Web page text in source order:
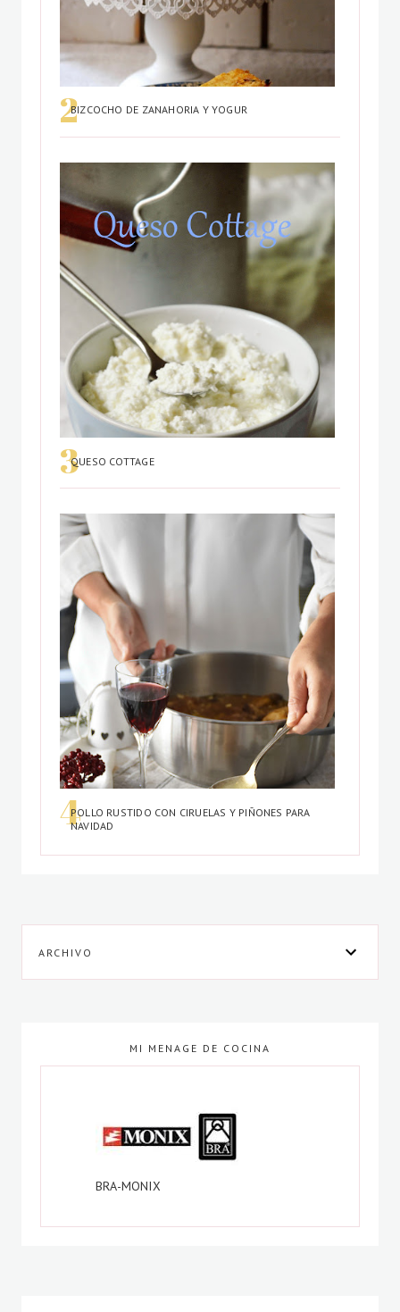
BIZCOCHO DE ZANAHORIA Y YOGUR
QUESO COTTAGE
POLLO RUSTIDO CON CIRUELAS Y PIÑONES PARA
NAVIDAD
ARCHIVO
MI MENAGE DE COCINA
BRA-MONIX